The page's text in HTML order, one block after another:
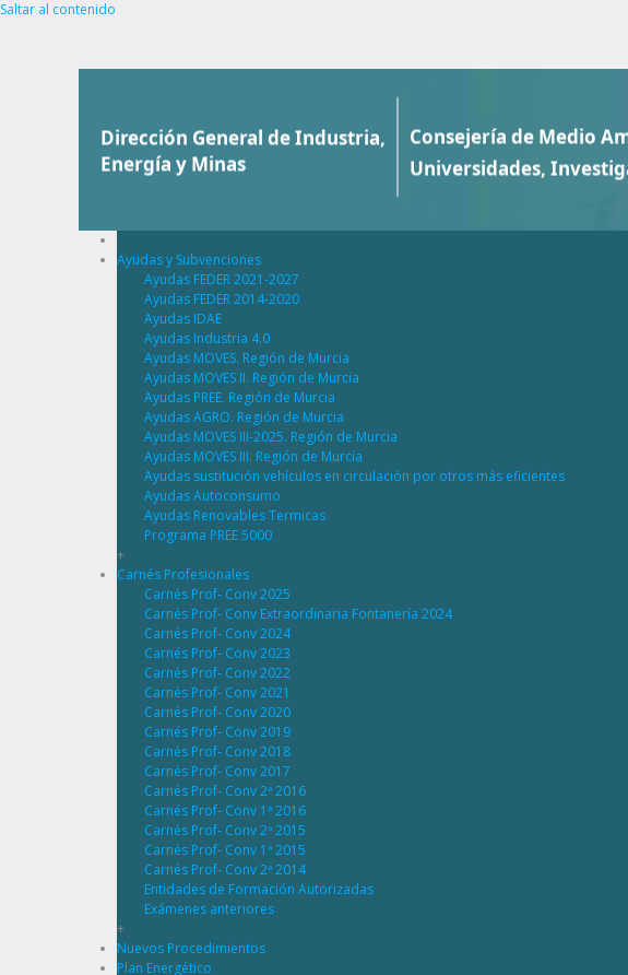
Saltar al contenido
Ayudas y Subvenciones
Ayudas FEDER 2021-2027
Ayudas FEDER 2014-2020
Ayudas IDAE
Ayudas Industria 4.0
Ayudas MOVES. Región de Murcia
Ayudas MOVES II. Región de Murcia
Ayudas PREE. Región de Murcia
Ayudas AGRO. Región de Murcia
Ayudas MOVES III-2025. Región de Murcia
Ayudas MOVES III. Región de Murcia
Ayudas sustitución vehículos en circulación por otros más eficientes
Ayudas Autoconsumo
Ayudas Renovables Termicas
Programa PREE 5000
+
Carnés Profesionales
Carnés Prof- Conv 2025
Carnés Prof- Conv Extraordinaria Fontanería 2024
Carnés Prof- Conv 2024
Carnés Prof- Conv 2023
Carnés Prof- Conv 2022
Carnés Prof- Conv 2021
Carnés Prof- Conv 2020
Carnés Prof- Conv 2019
Carnés Prof- Conv 2018
Carnés Prof- Conv 2017
Carnés Prof- Conv 2ª 2016
Carnés Prof- Conv 1ª 2016
Carnés Prof- Conv 2ª 2015
Carnés Prof- Conv 1ª 2015
Carnés Prof- Conv 2ª 2014
Entidades de Formación Autorizadas
Exámenes anteriores
+
Nuevos Procedimientos
Plan Energético